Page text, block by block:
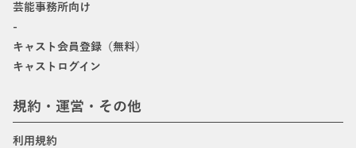
芸能事務所向け
-
キャスト会員登録（無料）
キャストログイン
規約・運営・その他
利用規約